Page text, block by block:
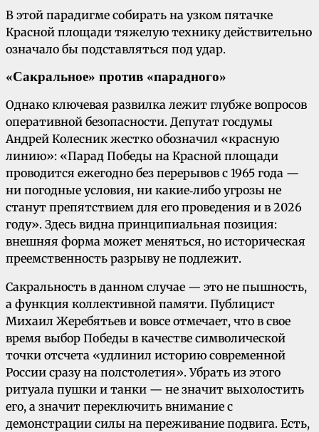
В этой парадигме собирать на узком пятачке
Красной площади тяжелую технику действительно
означало бы подставляться под удар.
«Сакральное» против «парадного»
Однако ключевая развилка лежит глубже вопросов
оперативной безопасности. Депутат госдумы
Андрей Колесник жестко обозначил «красную
линию»: «Парад Победы на Красной площади
проводится ежегодно без перерывов с 1965 года —
ни погодные условия, ни какие‑либо угрозы не
станут препятствием для его проведения и в 2026
году». Здесь видна принципиальная позиция:
внешняя форма может меняться, но историческая
преемственность разрыву не подлежит.
Сакральность в данном случае — это не пышность,
а функция коллективной памяти. Публицист
Михаил Жеребятьев и вовсе отмечает, что в свое
время выбор Победы в качестве символической
точки отсчета «удлинил историю современной
России сразу на полстолетия». Убрать из этого
ритуала пушки и танки — не значит выхолостить
его, а значит переключить внимание с
демонстрации силы на переживание подвига. Есть,